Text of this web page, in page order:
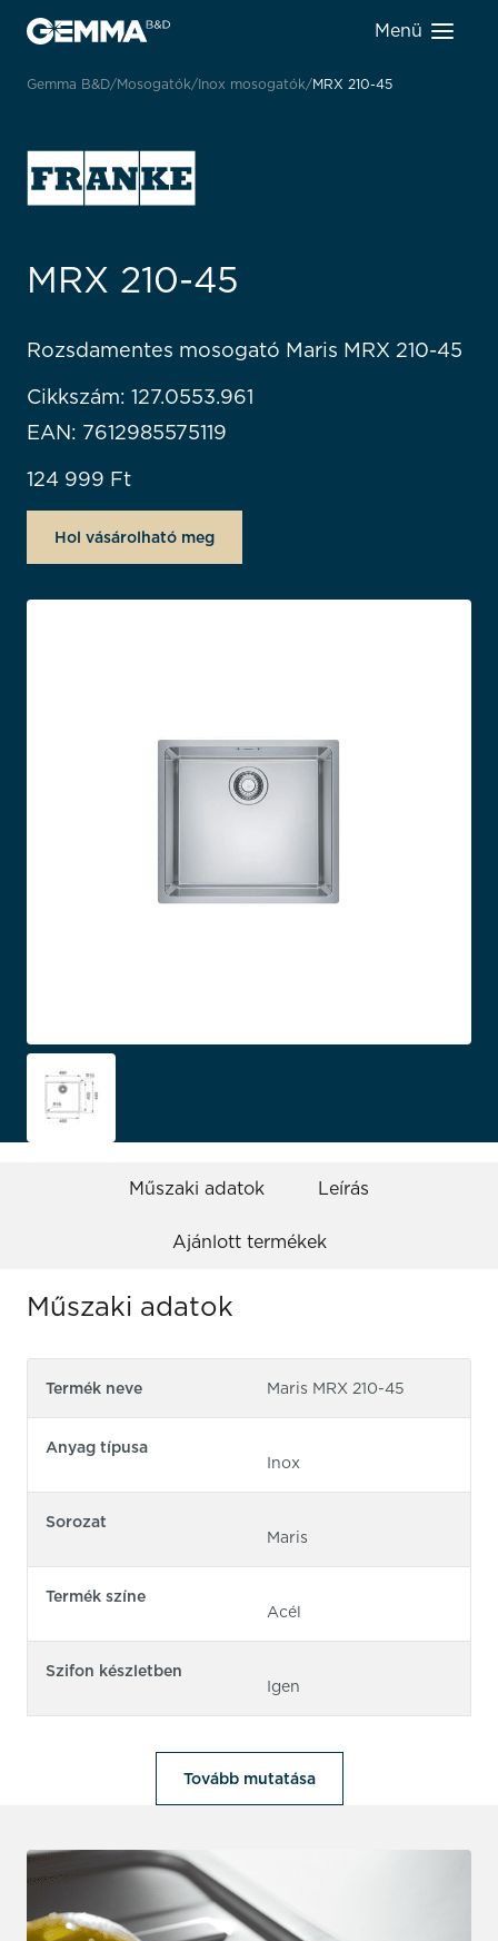
Menü
Gemma B&D Mosogatók Inox mosogatók MRX 210-45
MRX 210-45
Rozsdamentes mosogató Maris MRX 210-45
Cikkszám: 127.0553.961
EAN: 7612985575119
124 999 Ft
Hol vásárolható meg
Műszaki adatok Leírás
Ajánlott termékek
Műszaki adatok
Termék neve Maris MRX 210-45
Anyag típusa
Inox
Sorozat
Maris
Termék színe
Acél
Szifon készletben
Igen
Tovább mutatása